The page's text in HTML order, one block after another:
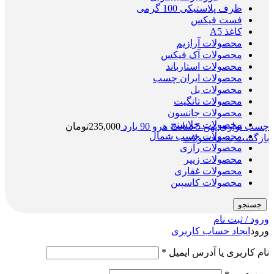
ظرف پلاستیکی 100 گرمی
فست فیکس
کاغذ A5
محصولات آرازیم
محصولات آک فیکس
محصولات استارباند
محصولات ایران چسب
محصولات بل
محصولات تانگیت
محصولات جانسون
محصولات جلاسنج
محصولات چسب شمال
محصولات رازی
محصولات زیپر
محصولات غفاری
محصولات کاسپین
جستجو
ورود / ثبت نام
ورود ایجاد حساب کاربری
نام کاربری یا آدرس ایمیل *
چسب نواری پهن 5 سانت هرو 90 یارد 235,000تومان
بازگشت به محصولات